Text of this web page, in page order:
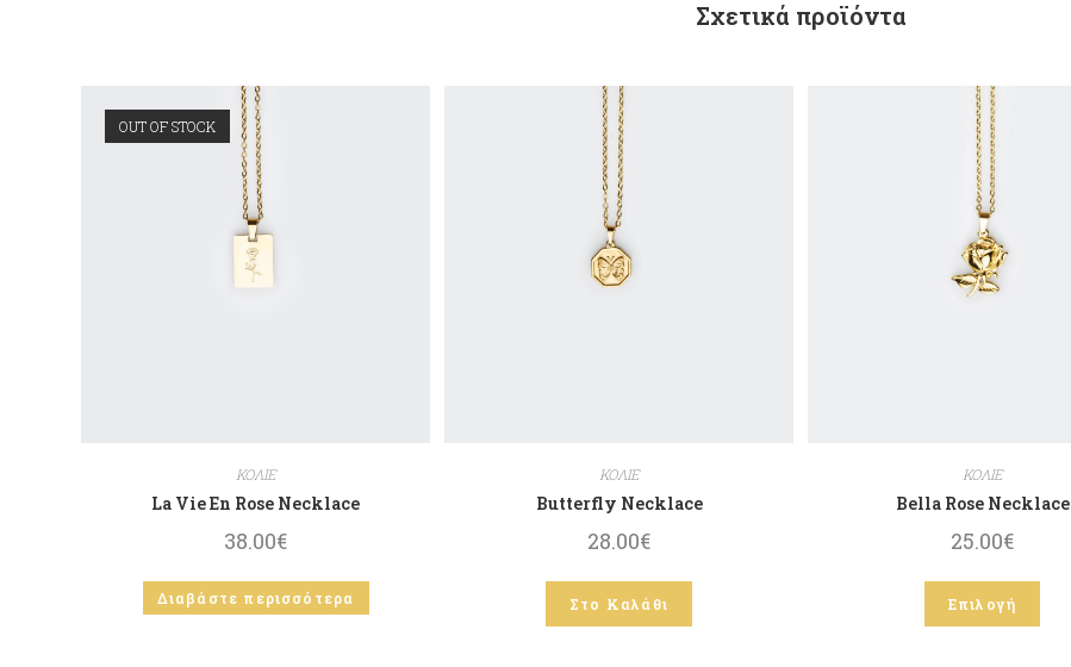
Σχετικά προϊόντα
OUT OF STOCK
ΚΟΛΙΕ
La Vie En Rose Necklace
38.00€
Διαβάστε περισσότερα
ΚΟΛΙΕ
Butterfly Necklace
28.00€
Στο Καλάθι
ΚΟΛΙΕ
Bella Rose Necklace
25.00€
Επιλογή